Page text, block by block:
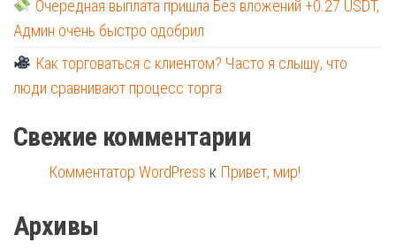
Очередная выплата пришла Без вложений +0.27 USDT,
Админ очень быстро одобрил
Как торговаться с клиентом? Часто я слышу, что
люди сравнивают процесс торга
Свежие комментарии
Комментатор WordPress к Привет, мир!
Архивы